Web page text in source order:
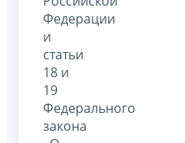
Федерации
и
статьи
18 и
19
Федерального
закона